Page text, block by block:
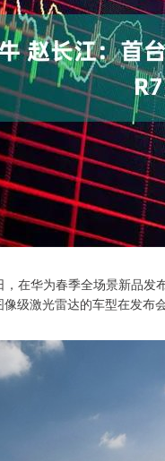
，在华为春季全场景新品
级激光雷达的车型在发布
200.89